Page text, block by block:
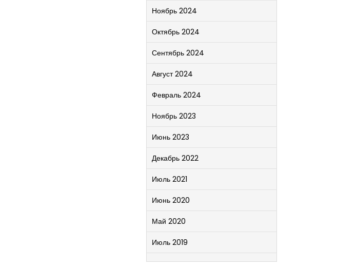
Ноябрь 2024
Октябрь 2024
Сентябрь 2024
Август 2024
Февраль 2024
Ноябрь 2023
Июнь 2023
Декабрь 2022
Июль 2021
Июнь 2020
Май 2020
Июль 2019